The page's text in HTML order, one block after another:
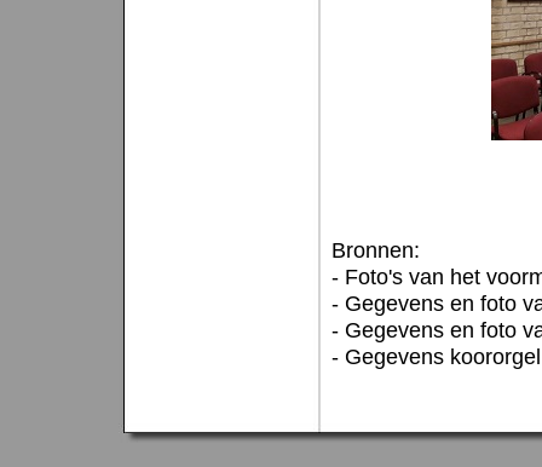
Bronnen:
- Foto's van het
- Gegevens en foto
- Gegevens en foto
- Gegevens